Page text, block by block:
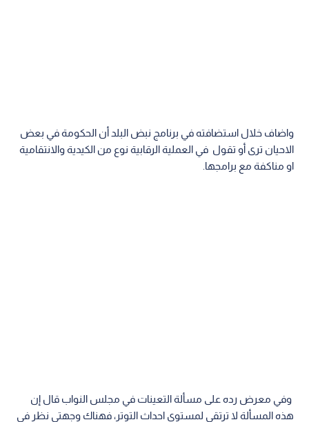
واضاف خلال استضافته في برنامج نبض البلد أن الحكومة في بعض
الاحيان ترى أو تقول في العملية الرقابية نوع من الكيدية والانتقامية
او مناكفة مع برامجها.
وفي معرض رده على مسألة التعينات في مجلس النواب قال إن
هذه المسألة لا ترتقي لمستوى احداث التوتر، فهناك وجهتي نظر في